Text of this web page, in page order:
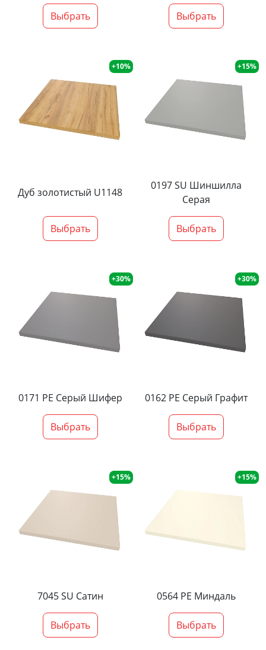
Выбрать Выбрать
+10%
Дуб золотистый U1148
Выбрать
+15%
0197 SU Шиншилла
Серая
Выбрать
+30%
0171 PE Серый Шифер
Выбрать
+30%
0162 PE Серый Графит
Выбрать
+15%
7045 SU Сатин
Выбрать
+15%
0564 PE Миндаль
Выбрать